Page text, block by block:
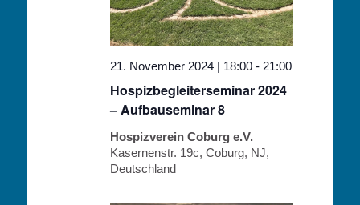
Hospizbegleiterseminar 2024
– Aufbauseminar 8
21. November 2024 | 18:00 - 21:00
Hospizverein Coburg e.V.
Kasernenstr. 19c, Coburg, NJ,
Deutschland